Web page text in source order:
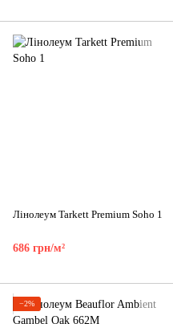
Лінолеум Tarkett Premium Soho 1
686 грн/м²
−2%